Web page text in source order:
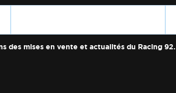
des mises en vente et actualités du Racing 92.